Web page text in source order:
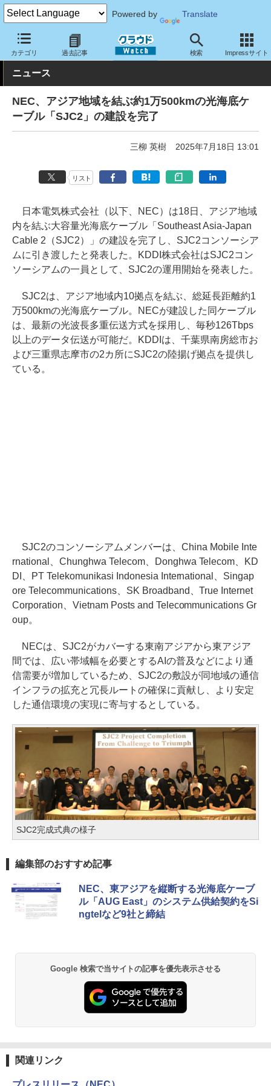
Powered by Translate
カテゴリ 過去記事 検索 Impressサイト
クラウド Watch ネットワーク 通信インフラ
ニュース
NEC、アジア地域を結ぶ約1万500kmの光海底ケ
ーブル「SJC2」の建設を完了
三柳 英樹 2025年7月18日 13:01
リスト
日本電気株式会社（以下、NEC）は18日、アジア地域
内を結ぶ大容量光海底ケーブル「Southeast Asia-Japan
Cable 2（SJC2）」の建設を完了し、SJC2コンソーシア
ムに引き渡したと発表した。KDDI株式会社はSJC2コン
ソーシアムの一員として、SJC2の運用開始を発表した。
SJC2は、アジア地域内10拠点を結ぶ、総延長距離約1
万500kmの光海底ケーブル。NECが建設した同ケーブル
は、最新の光波長多重伝送方式を採用し、毎秒126Tbps
以上のデータ伝送が可能だ。KDDIは、千葉県南房総市お
よび三重県志摩市の2カ所にSJC2の陸揚げ拠点を提供し
ている。
SJC2のコンソーシアムメンバーは、China Mobile Inte
rnational、Chunghwa Telecom、Donghwa Telecom、KD
DI、PT Telekomunikasi Indonesia International、Singap
ore Telecommunications、SK Broadband、True Internet
Corporation、Vietnam Posts and Telecommunications Gr
oup。
NECは、SJC2がカバーする東南アジアから東アジア
間では、広い帯域幅を必要とするAIの普及などにより通
信需要が増加しているため、SJC2の敷設が同地域の通信
インフラの拡充と冗長ルートの確保に貢献し、より安定
した通信環境の実現に寄与するとしている。
SJC2完成式典の様子
編集部のおすすめ記事
NEC、東アジアを縦断する光海底ケーブ
ル「AUG East」のシステム供給契約をSi
ngtelなど9社と締結
Google 検索で当サイトの記事を優先表示させる
関連リンク